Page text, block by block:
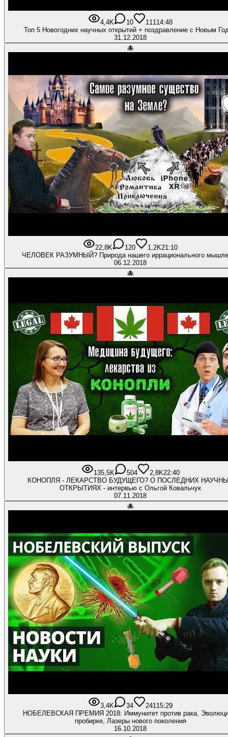
4,4K 10 111 14:48
Топ 5 Новогодних научных открытий + поздравление с Новым
31.12.2018
🐙
22,8K 120 1,2K21:10
ЧЕЛОВЕК РАЗУМНЫЙ? Природа нашего иррационального
06.12.2018
🐙
135,5K 504 2,8K22:40
КОНОПЛЯ - ЛЕКАРСТВО БУДУЩЕГО? О ПОСЛЕДНИХ
ОТКРЫТИЯХ - интервью с Ольгой Ковальчук
07.11.2018
🐙
3,4K 34 241 15:29
НОБЕЛЕВСКАЯ ПРЕМИЯ 2018: Иммунитет против рака,
пробирке, Лазеры нового поколения
16.10.2018